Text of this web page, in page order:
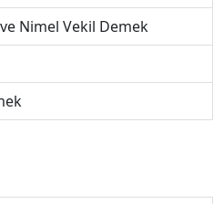
Nimel Vekil Demek